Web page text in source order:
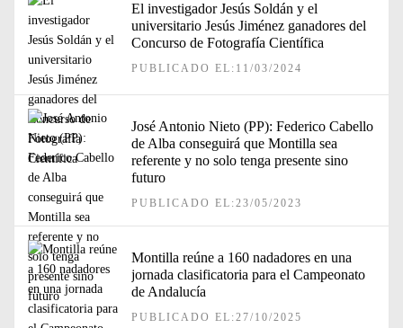
El investigador Jesús Soldán y el
universitario Jesús Jiménez ganadores del
Concurso de Fotografía Científica
PUBLICADO EL:11/03/2024
José Antonio Nieto (PP): Federico Cabello
de Alba conseguirá que Montilla sea
referente y no solo tenga presente sino
futuro
PUBLICADO EL:23/05/2023
Montilla reúne a 160 nadadores en una
jornada clasificatoria para el Campeonato
de Andalucía
PUBLICADO EL:27/10/2025